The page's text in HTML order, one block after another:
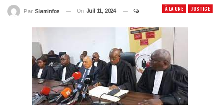
À LA UNE JUSTICE
Par Siaminfos On Juil 11, 2024